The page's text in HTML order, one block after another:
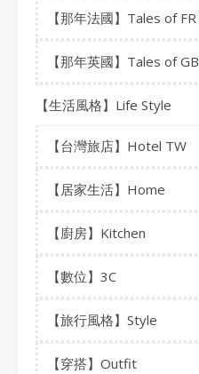
【那年法國】Tales of FR
【那年英國】Tales of GB
【生活風格】Life Style
【台灣旅店】Hotel TW
【居家生活】Home
【廚房】Kitchen
【數位】3C
【旅行風格】Style
【穿搭】Outfit